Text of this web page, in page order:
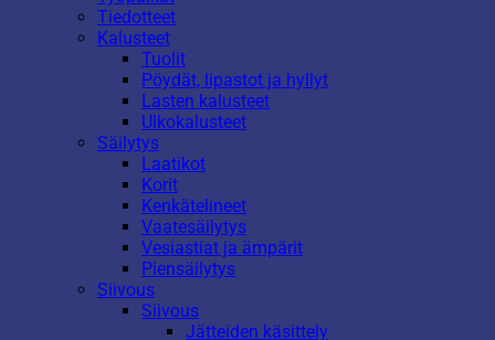
Tiedotteet
Kalusteet
Tuolit
Pöydät, lipastot ja hyllyt
Lasten kalusteet
Ulkokalusteet
Säilytys
Laatikot
Korit
Kenkätelineet
Vaatesäilytys
Vesiastiat ja ämpärit
Piensäilytys
Siivous
Siivous
Jätteiden käsittely